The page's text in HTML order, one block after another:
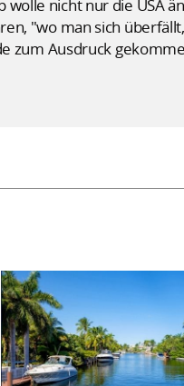
nicht nur die USA
"wo man sich
zum Ausdruck